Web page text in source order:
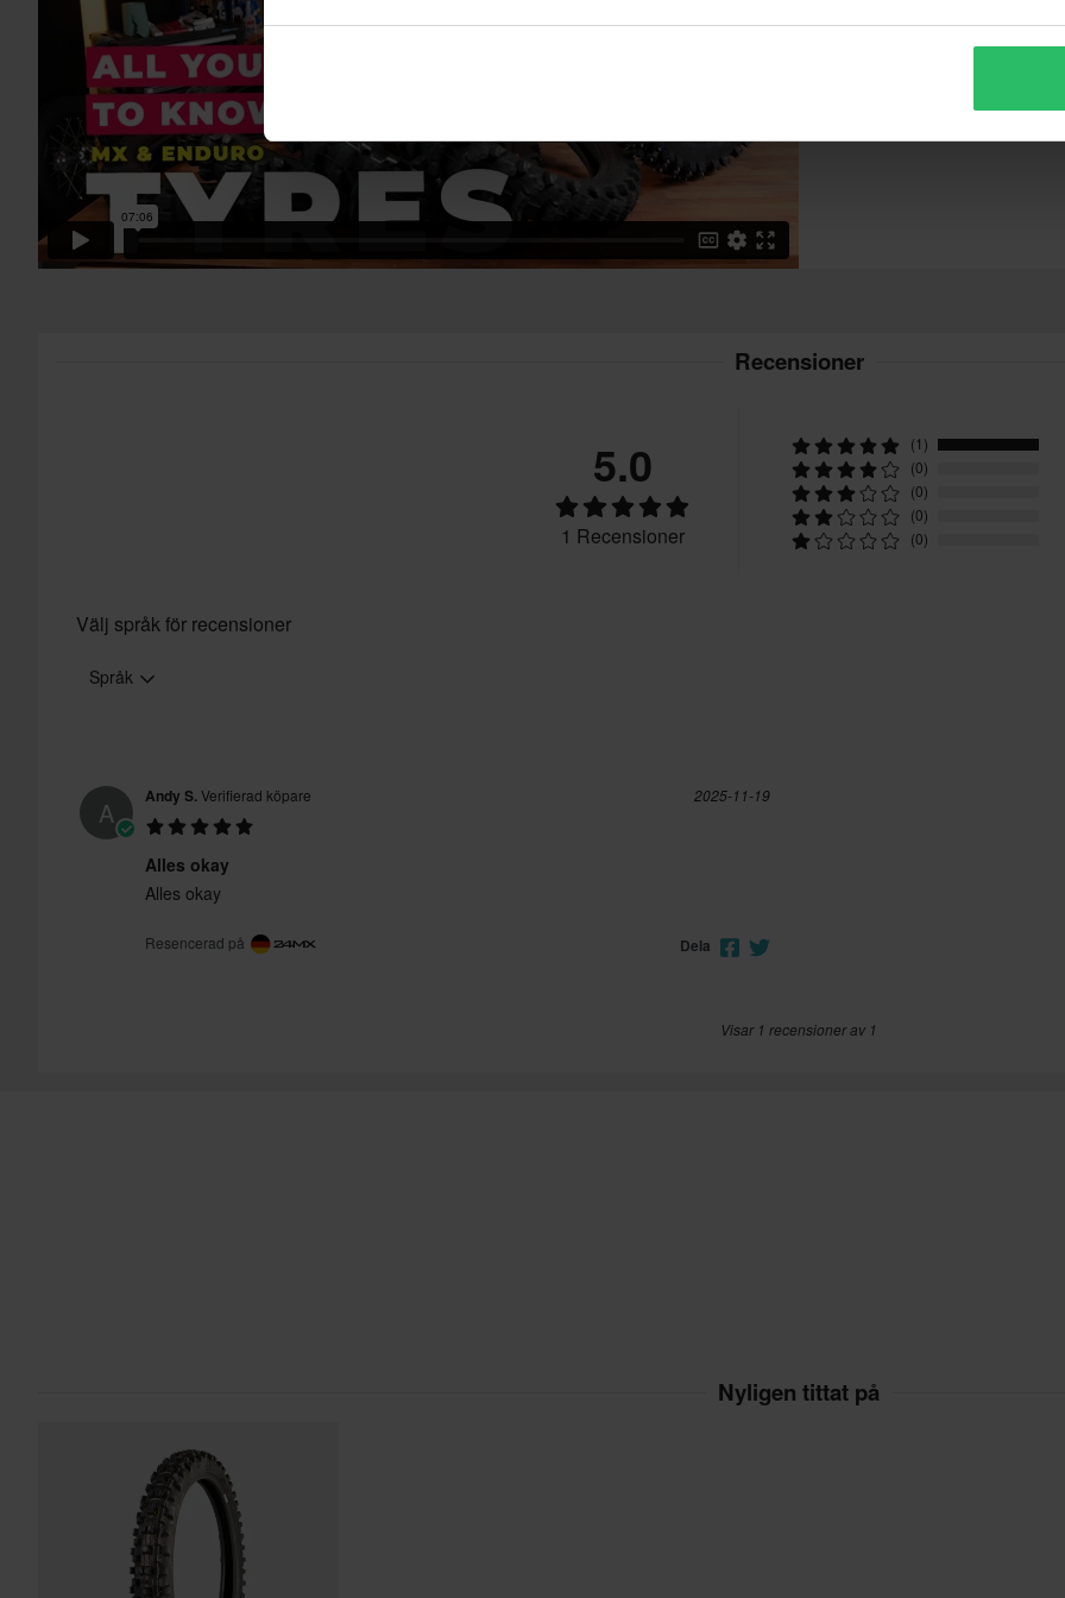
Vilken typ av däck? Vi kollar!
Recensioner
5.0
1 Recensioner
(1)
(0)
(0)
(0)
(0)
Välj språk för recensioner
Språk
A Andy S.Verifierad köpare 2025-11-19
Alles okay
Alles okay
Resencerad på Dela
Visar 1 recensioner av 1
Nyligen tittat på